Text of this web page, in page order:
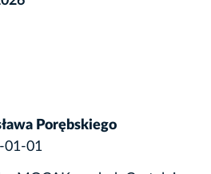
Porębskiego
01-01